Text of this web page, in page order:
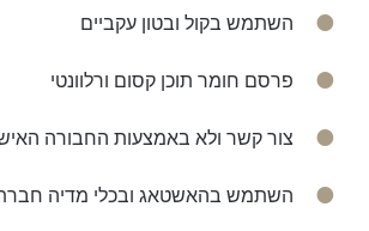
השתמש בקול ובטון עקביים
פרסם חומר תוכן קסום ורלוונטי
צור קשר ולא באמצעות החבורה
השתמש בהאשטאג ובכלי מדיה